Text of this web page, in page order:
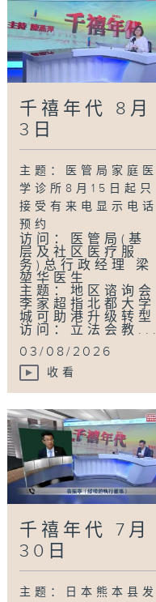
千禧年代 8月
3日
主题：医管局家庭医
学诊所8月15日起只
接受有来电显示电话
预约
访问：医管局(基
层及社区医疗服
务)总行政经理 梁
堃华医生
主题：地区谘询会
李家超指北都大学
城可助港升级转型
访问：立法会教...
03/08/2026
收看
千禧年代 7月
30日
主题：日本熊本县发